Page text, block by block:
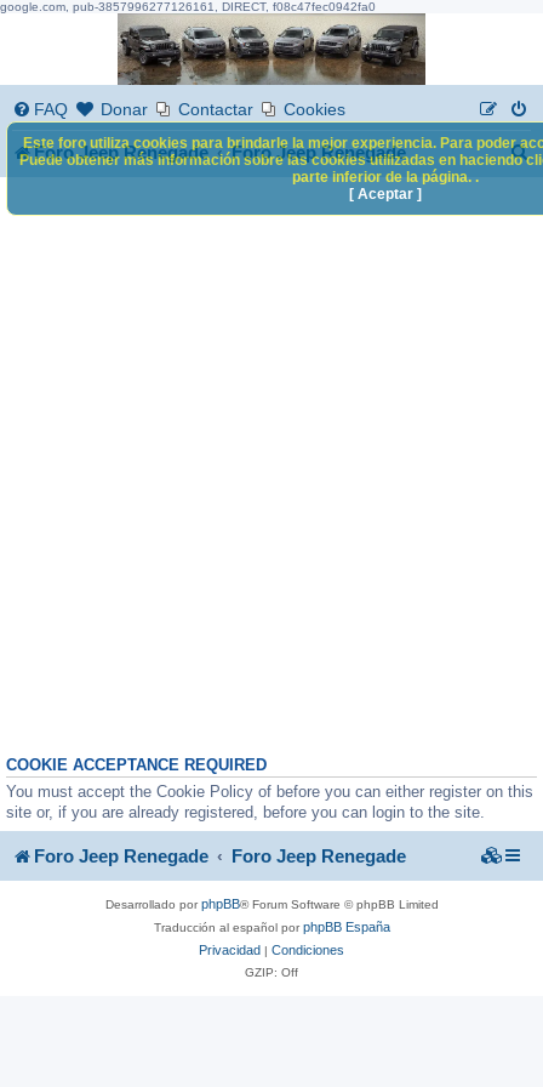
google.com, pub-3857996277126161, DIRECT, f08c47fec0942fa0
FAQ Donar Contactar Cookies
Foro Jeep Renegade Foro Jeep Renegade
B
s
COOKIE ACCEPTANCE REQUIRED
You must accept the Cookie Policy of before you can either register on this
site or, if you are already registered, before you can login to the site.
Este foro utiliza cookies para brindarle la mejor experiencia. Para poder
Puede obtener más información sobre las cookies utilizadas en haciendo
parte inferior de la página. .
[ Aceptar ]
Foro Jeep Renegade Foro Jeep Renegade
Desarrollado porphpBB® Forum Software © phpBB Limited
Traducción al español porphpBB España
Privacidad | Condiciones
GZIP: Off